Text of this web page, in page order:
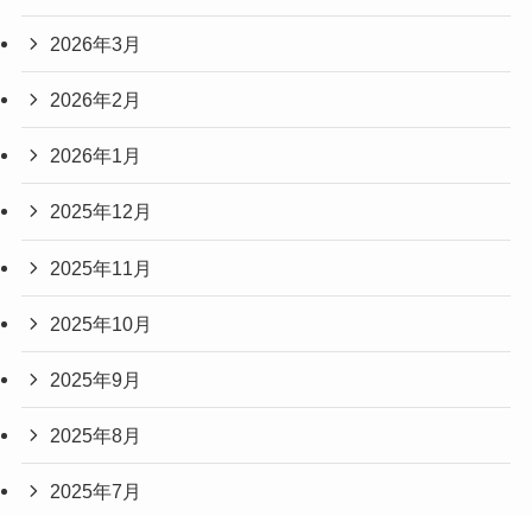
2026年3月
2026年2月
2026年1月
2025年12月
2025年11月
2025年10月
2025年9月
2025年8月
2025年7月